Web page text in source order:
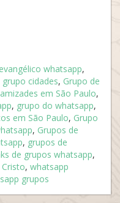
evangélico whatsapp,
grupo cidades, Grupo de
em São Paulo,
, grupo do whatsapp,
em São Paulo, Grupo
, Grupos de
, grupos de
de grupos whatsapp,
, whatsapp
grupos